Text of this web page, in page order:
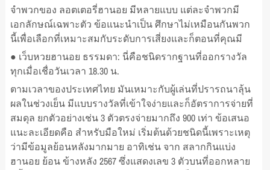
จำพวกของ ลอตเตอรี่ฮานอย มีหลายแบบ แต่ละจำพวกมี
เอกลักษณ์เฉพาะตัว ข้อแนะนำเป็น ศึกษาไม่เหมือนกันพวก
นี้เพื่อเลือกที่เหมาะสมกับระดับการเสี่ยงและก็ตอนที่คุณมี
● เว็บหวยฮานอย ธรรมดา: นี่คือชนิดรากฐานที่ออกรางวัล
ทุกเมื่อเชื่อวันเวลา 18.30 น.
ตามเวลาของประเทศไทย มันเหมาะกับผู้เล่นที่ปรารถนาลุ้น
ผลในช่วงเย็น มีแบบรางวัลที่เข้าใจง่ายและก็อัตราการจ่ายที่
สมดุล ยกตัวอย่างเช่น 3 ตัวตรงจ่ายมากถึง 900 เท่า ข้อเสนอ
แนะละเอียดคือ สำหรับมือใหม่ เริ่มต้นด้วยชนิดนี้เพราะเหตุ
ว่ามีข้อมูลย้อนหลังมากมาย อาทิเช่น จาก สลากกินแบ่ง
ฮานอย ย้อน ข้างหลัง 2567 ซึ่งแสดงเลข 3 ตัวบนที่ออกหลาย